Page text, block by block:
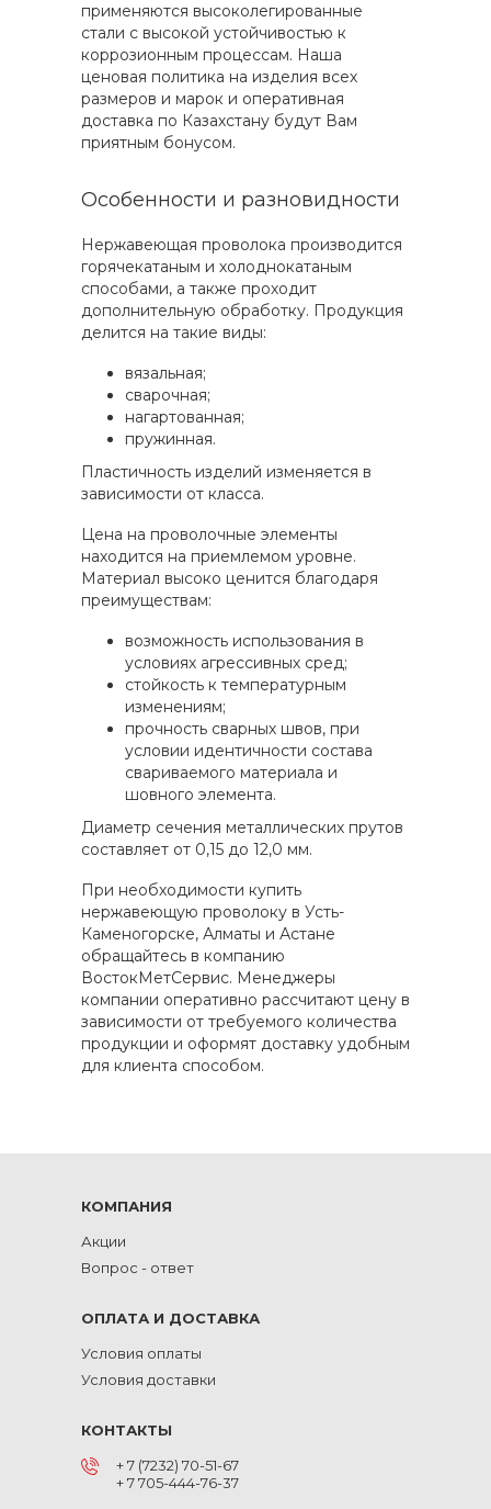
применяются высоколегированные
стали с высокой устойчивостью к
коррозионным процессам. Наша
ценовая политика на изделия всех
размеров и марок и оперативная
доставка по Казахстану будут Вам
приятным бонусом.
Особенности и разновидности
Нержавеющая проволока производится
горячекатаным и холоднокатаным
способами, а также проходит
дополнительную обработку. Продукция
делится на такие виды:
вязальная;
сварочная;
нагартованная;
пружинная.
Пластичность изделий изменяется в
зависимости от класса.
Цена на проволочные элементы
находится на приемлемом уровне.
Материал высоко ценится благодаря
преимуществам:
возможность использования в
условиях агрессивных сред;
стойкость к температурным
изменениям;
прочность сварных швов, при
условии идентичности состава
свариваемого материала и
шовного элемента.
Диаметр сечения металлических прутов
составляет от 0,15 до 12,0 мм.
При необходимости купить
нержавеющую проволоку в Усть-
Каменогорске, Алматы и Астане
обращайтесь в компанию
ВостокМетСервис. Менеджеры
компании оперативно рассчитают цену в
зависимости от требуемого количества
продукции и оформят доставку удобным
для клиента способом.
КОМПАНИЯ
Акции
Вопрос - ответ
ОПЛАТА И ДОСТАВКА
Условия оплаты
Условия доставки
КОНТАКТЫ
+ 7 (7232) 70-51-67
+ 7 705-444-76-37